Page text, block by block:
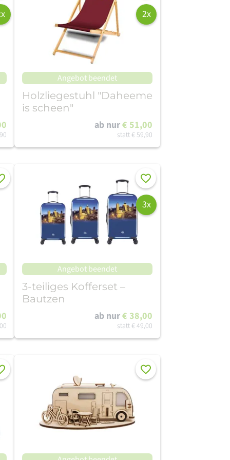
2x
Angebot beendet
Holzliegestuhl "Daheeme
is scheen"
ab nur€ 51,00
statt€ 59,90
Merken
3x
Angebot beendet
3-teiliges Kofferset –
Bautzen
ab nur€ 38,00
statt€ 49,00
Merken